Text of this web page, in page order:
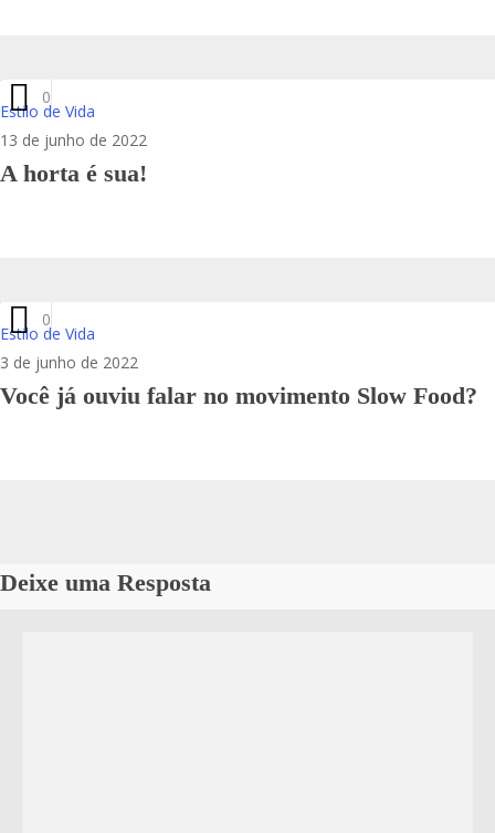
Estilo de Vida
13 de junho de 2022
A horta é sua!
0
Estilo de Vida
3 de junho de 2022
Você já ouviu falar no movimento Slow Food?
0
Deixe uma Resposta